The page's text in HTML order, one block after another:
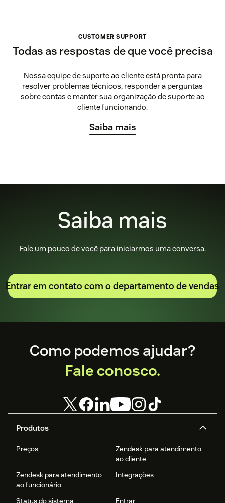
CUSTOMER SUPPORT
Todas as respostas de que você precisa
Nossa equipe de suporte ao cliente está pronta para
resolver problemas técnicos, responder a perguntas
sobre contas e manter sua organização de suporte ao
cliente funcionando.
Saiba mais
Saiba mais
Fale um pouco de você para iniciarmos uma conversa.
Entrar em contato com o departamento de vendas
Footer
Produtos
Preços
Zendesk para atendimento
ao cliente
Zendesk para atendimento
ao funcionário
Integrações
Status do sistema
Entrar
Como podemos ajudar?
Fale conosco.